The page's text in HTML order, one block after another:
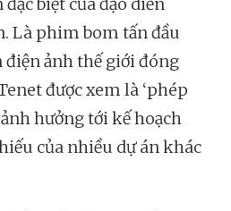
Là phim bom tấn đầu
ảnh thế giới đóng
được xem là ‘phép
hưởng tới kế hoạch
của nhiều dự án khác